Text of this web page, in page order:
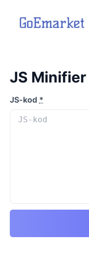
JS Minifier
JS-kod *